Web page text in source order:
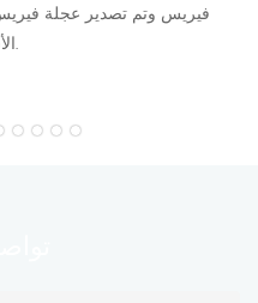
فيريس وتم تصدير عجلة فيريس